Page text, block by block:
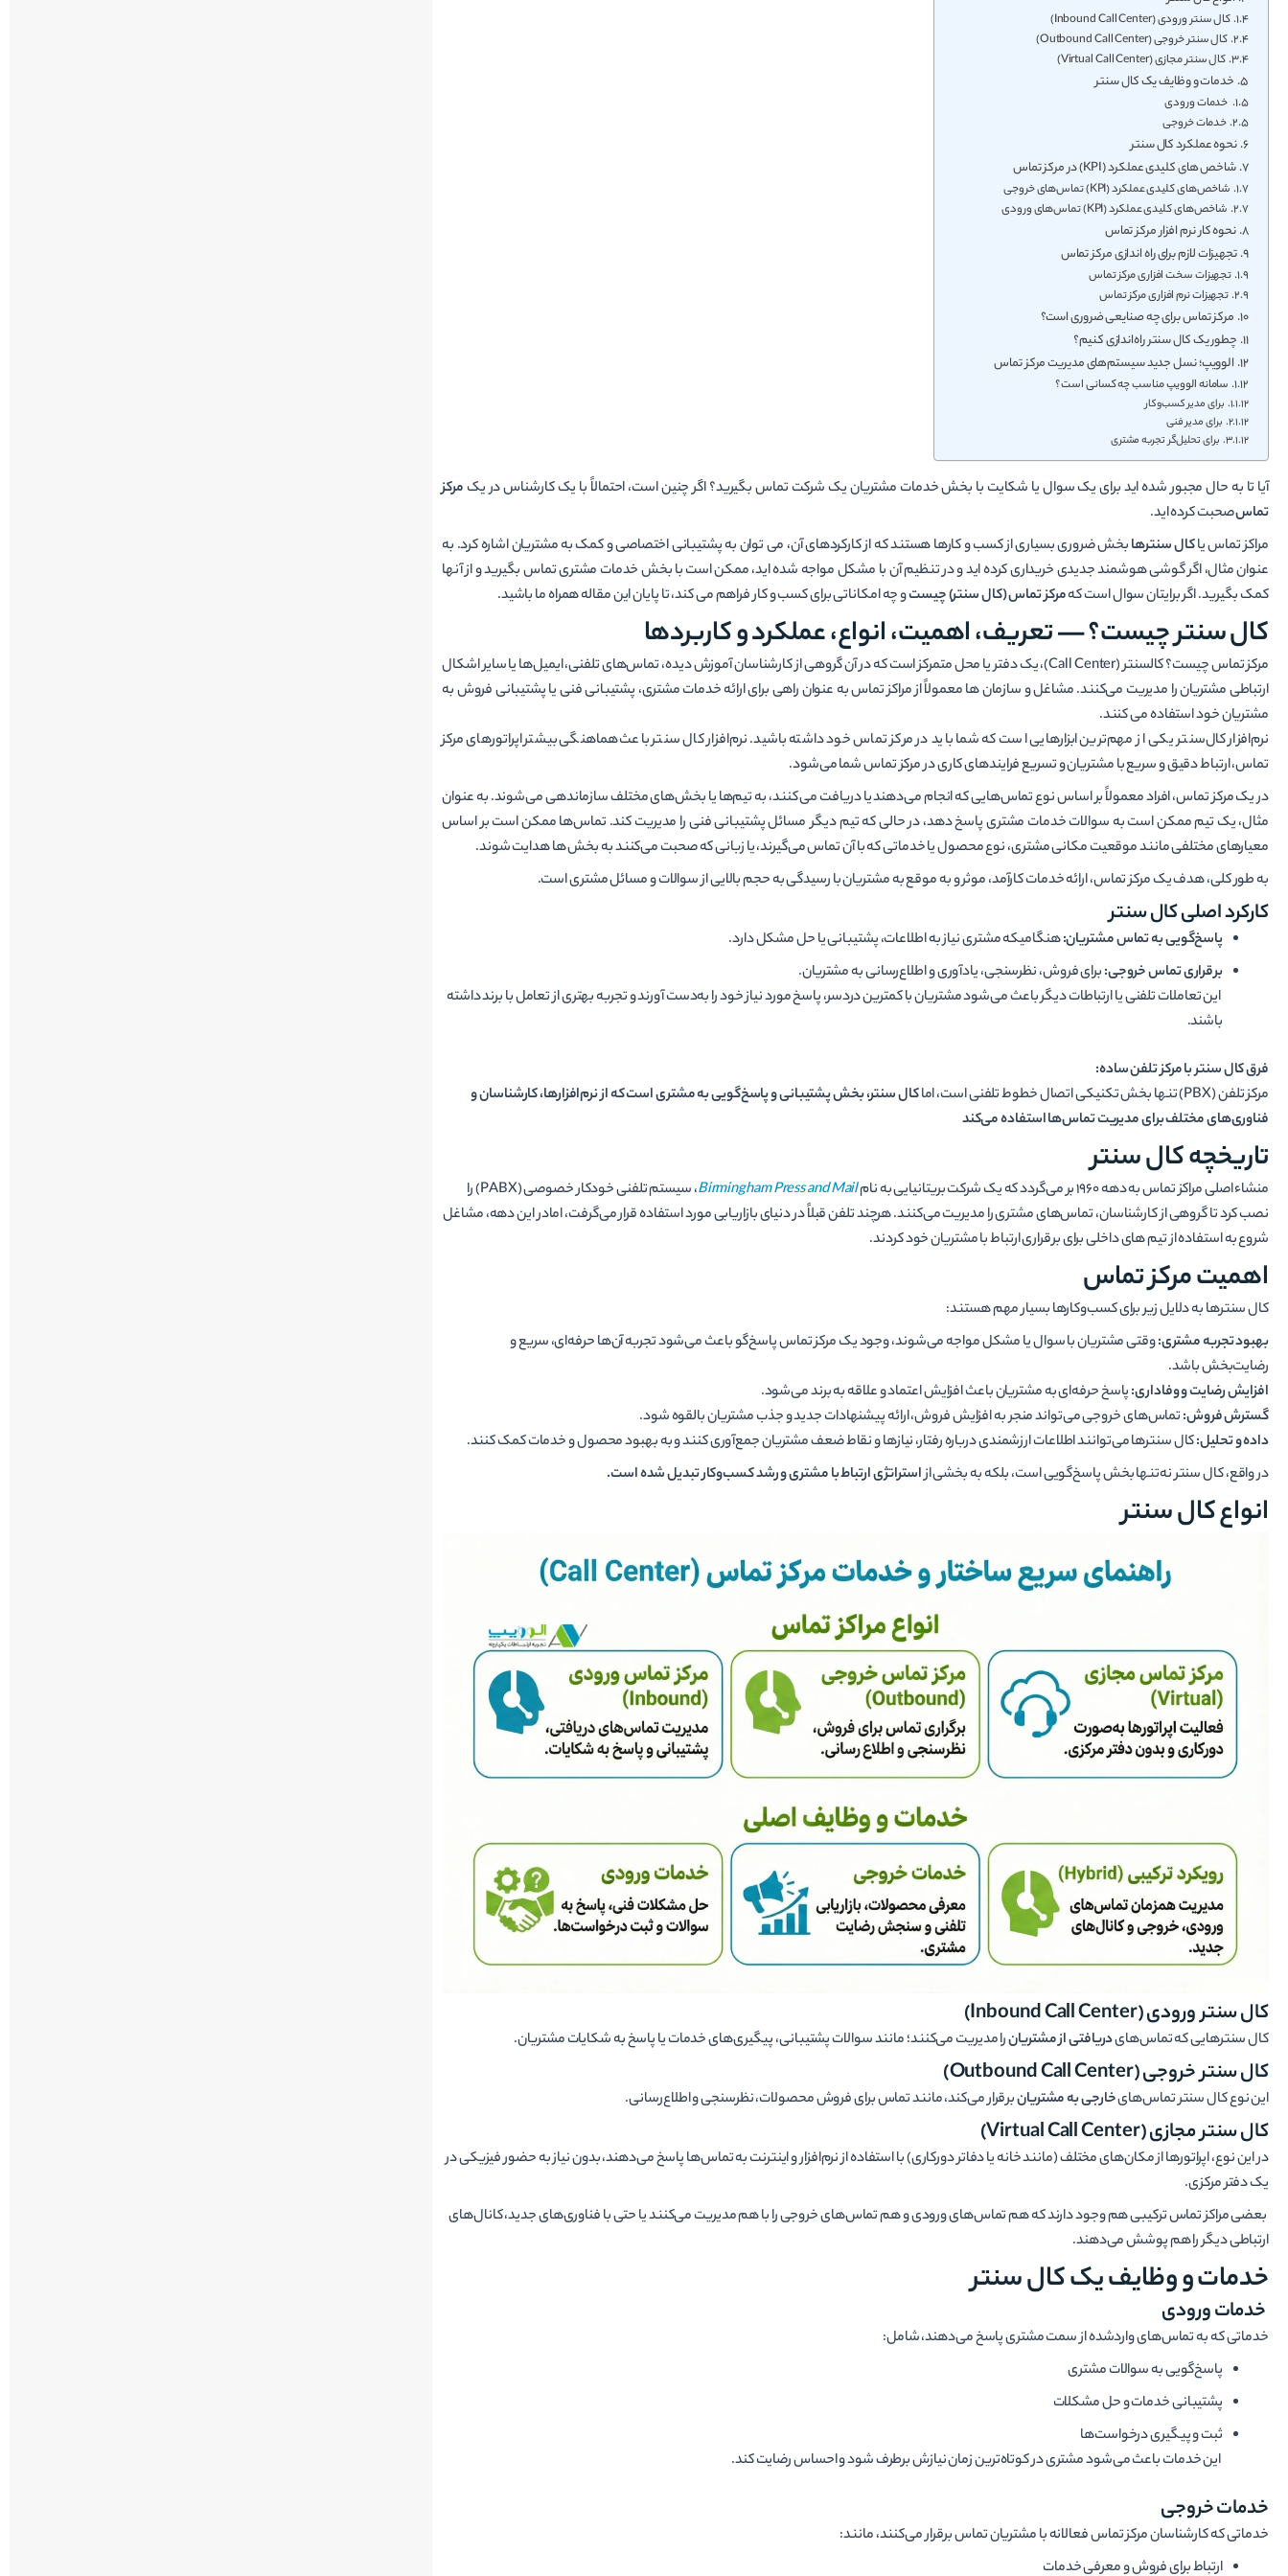
کال سنتر ورودی (Inbound Call Center)
کال سنتر خروجی (Outbound Call Center)
کال سنتر مجازی (Virtual Call Center)
خدمات و وظایف یک کال سنتر
خدمات ورودی
خدمات خروجی
نحوه عملکرد کال سنتر
شاخص های کلیدی عملکرد (KPI) در مرکز تماس
شاخص‌های کلیدی عملکرد (KPI) تماس‌های خروجی
شاخص‌های کلیدی عملکرد (KPI) تماس‌های ورودی
نحوه کار نرم افزار مرکز تماس
تجهیزات لازم برای راه اندازی مرکز تماس
تجهیزات سخت افزاری مرکز تماس
تجهیزات نرم افزاری مرکز تماس
مرکز تماس برای چه صنایعی ضروری است؟
چطور یک کال سنتر راه‌اندازی کنیم؟
الوویپ؛ نسل جدید سیستم‌های مدیریت مرکز تماس
سامانه الوویپ مناسب چه کسانی است ؟
برای مدیر کسب‌وکار
برای مدیر فنی
برای تحلیل‌گر تجربه مشتری
آیا تا به حال مجبور شده اید برای یک سوال یا شکایت با بخش خدمات مشتریان یک شرکت تماس بگیرید؟ اگر چنین است، احتمالاً با یک کارشناس در یکمرکز
تماسصحبت کرده اید.
مراکز تماس یاکال سنتر‌هابخش ضروری بسیاری از کسب و کارها هستند که از کارکردهای آن، می توان به پشتیبانی اختصاصی و کمک به مشتریان اشاره کرد. به
عنوان مثال، اگر گوشی هوشمند جدیدی خریداری کرده اید و در تنظیم آن با مشکل مواجه شده اید، ممکن است با بخش خدمات مشتری تماس بگیرید و از آنها
کمک بگیرید. اگر برایتان سوال است کهمرکز تماس (کال سنتر) چیستو چه امکاناتی برای کسب و کار فراهم می کند، تا پایان این مقاله همراه ما باشید.
کال سنتر چیست؟ — تعریف، اهمیت، انواع، عملکرد و کاربردها
مرکز تماس چیست؟ کالسنتر (Call Center)، یک دفتر یا محل متمرکز است که در آن گروهی از کارشناسان آموزش دیده، تماس‌های تلفنی، ایمیل‌ها یا سایر اشکال
ارتباطی مشتریان را مدیریت می‌کنند. مشاغل و سازمان ها معمولاً از مراکز تماس به عنوان راهی برای ارائه خدمات مشتری، پشتیبانی فنی یا پشتیبانی فروش به
مشتریان خود استفاده می کنند.
نرم‌افزار کال‌سنتر یکی از مهم‌ترین ابزارهایی است که شما باید در مرکز تماس خود داشته باشید. نرم‌افزار کال سنتر باعث هماهنگی بیشتر اپراتورهای مرکز
تماس، ارتباط دقیق و سریع با مشتریان و تسریع فرایندهای کاری در مرکز تماس شما می‌شود.
در یک مرکز تماس، افراد معمولاً بر اساس نوع تماس‌هایی که انجام می‌دهند یا دریافت می کنند، به تیم‌ها یا بخش‌های مختلف سازماندهی می‌شوند. به عنوان
مثال، یک تیم ممکن است به سوالات خدمات مشتری پاسخ دهد، در حالی که تیم دیگر مسائل پشتیبانی فنی را مدیریت کند. تماس‌ها ممکن است بر اساس
معیارهای مختلفی مانند موقعیت مکانی مشتری، نوع محصول یا خدماتی که با آن تماس می‌گیرند، یا زبانی که صحبت می‌کنند به بخش ‌ها هدایت شوند.
به طور کلی، هدف یک مرکز تماس، ارائه خدمات کارآمد، موثر و به موقع به مشتریان با رسیدگی به حجم بالایی از سوالات و مسائل مشتری است.
کارکرد اصلی کال سنتر
پاسخ‌گویی به تماس مشتریان:هنگامیکه مشتری نیاز به اطلاعات، پشتیبانی یا حل مشکل دارد.
برقراری تماس خروجی:برای فروش، نظرسنجی، یادآوری و اطلاع‌رسانی به مشتریان.
این تعاملات تلفنی یا ارتباطات دیگر باعث می‌شود مشتریان با کمترین دردسر، پاسخ مورد نیاز خود را به‌دست آورند و تجربه بهتری از تعامل با برند داشته
باشند.
فرق کال سنتر با مرکز تلفن ساده:
مرکز تلفن (PBX) تنها بخش تکنیکی اتصال خطوط تلفنی است، اما
کال سنتر، بخش پشتیبانی و پاسخ‌گویی به مشتری است که از نرم‌افزارها، کارشناسان و
فناوری‌های مختلف برای مدیریت تماس‌ها استفاده می‌کند
تاریخچه کال سنتر
منشاء اصلی مراکز تماس به دهه 1960 بر می‌گردد که یک شرکت بریتانیایی به نام Birmingham Press and Mail
، سیستم تلفنی خودکار خصوصی (PABX) را
نصب کرد تا گروهی از کارشناسان، تماس‌های مشتری را مدیریت می‌کنند. هرچند تلفن قبلاً در دنیای بازاریابی مورد استفاده قرار می‌گرفت، امادر این دهه، مشاغل
شروع به استفاده از تیم های داخلی برای برقراری ارتباط با مشتریان خود کردند.
اهمیت مرکز تماس
کال سنترها به دلایل زیر برای کسب‌وکارها بسیار مهم هستند:
بهبود تجربه مشتری:وقتی مشتریان با سوال یا مشکل مواجه می‌شوند، وجود یک مرکز تماس پاسخ‌گو باعث می‌شود تجربه آن‌ها حرفه‌ای، سریع و
رضایت‌بخش باشد.
افزایش رضایت و وفاداری:پاسخ حرفه‌ای به مشتریان باعث افزایش اعتماد و علاقه به برند می‌شود.
گسترش فروش:تماس‌های خروجی می‌تواند منجر به افزایش فروش، ارائه پیشنهادات جدید و جذب مشتریان بالقوه شود.
داده و تحلیل:کال سنترها می‌توانند اطلاعات ارزشمندی درباره رفتار، نیازها و نقاط ضعف مشتریان جمع‌آوری کنند و به بهبود محصول و خدمات کمک کنند.
در واقع، کال سنتر نه‌تنها بخش پاسخ‌گویی است، بلکه به بخشی ازاستراتژی ارتباط با مشتری و رشد کسب‌وکار تبدیل شده است.
انواع کال سنتر
کال سنتر ورودی (Inbound Call Center)
کال سنترهایی که تماس‌هایدریافتی از مشتریانرا مدیریت می‌کنند؛ مانند سوالات پشتیبانی، پیگیری‌های خدمات یا پاسخ به شکایات مشتریان.
کال سنتر خروجی (Outbound Call Center)
این نوع کال سنتر تماس‌هایخارجی به مشتریانبرقرار می‌کند، مانند تماس برای فروش محصولات، نظرسنجی و اطلاع‌رسانی.
کال سنتر مجازی (Virtual Call Center)
در این نوع، اپراتورها از مکان‌های مختلف (مانند خانه یا دفاتر دورکاری) با استفاده از نرم‌افزار و اینترنت به تماس‌ها پاسخ می‌دهند، بدون نیاز به حضور فیزیکی در
یک دفتر مرکزی.
بعضی مراکز تماس ترکیبی هم وجود دارند که هم تماس‌های ورودی و هم تماس‌های خروجی را با هم مدیریت می‌کنند یا حتی با فناوری‌های جدید، کانال‌های
ارتباطی دیگر را هم پوشش می‌دهند.
خدمات و وظایف یک کال سنتر
خدمات ورودی
خدماتی که به تماس‌های واردشده از سمت مشتری پاسخ می‌دهند، شامل:
پاسخ‌گویی به سوالات مشتری
پشتیبانی خدمات و حل مشکلات
ثبت و پیگیری درخواست‌ها
این خدمات باعث می‌شود مشتری در کوتاه‌ترین زمان نیازش برطرف شود و احساس رضایت کند.
خدمات خروجی
خدماتی که کارشناسان مرکز تماس فعالانه با مشتریان تماس برقرار می‌کنند، مانند:
ارتباط برای فروش و معرفی خدمات